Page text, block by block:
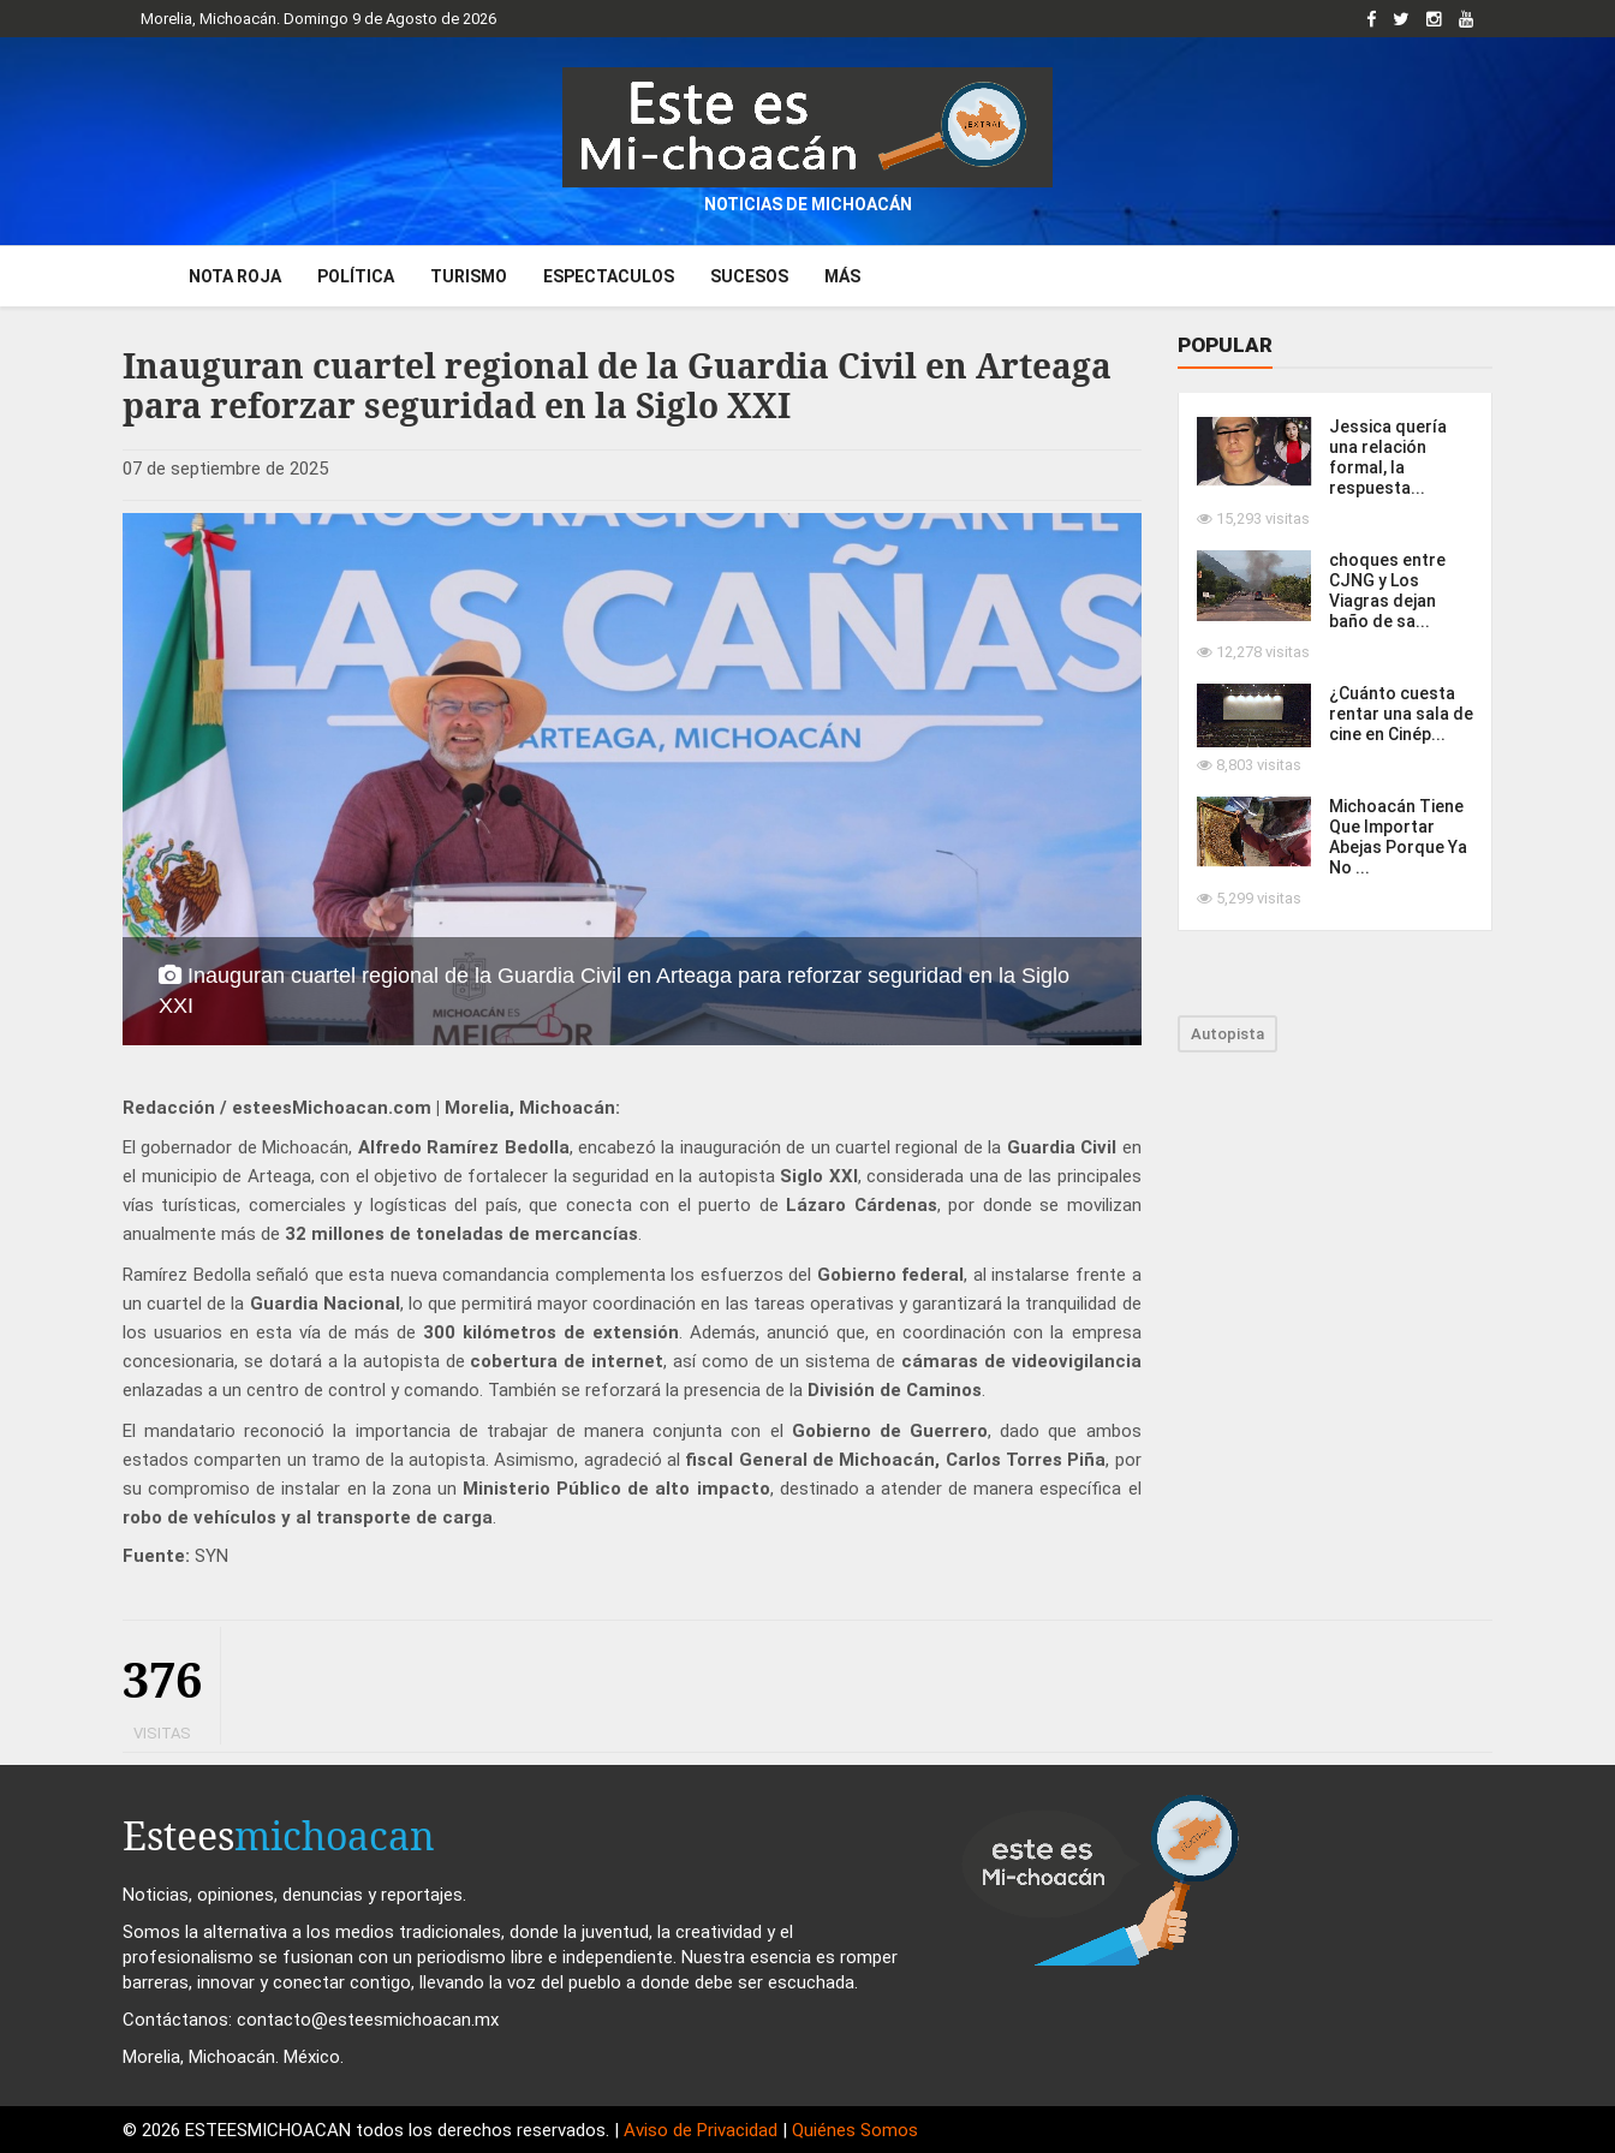
Morelia, Michoacán. Domingo 9 de Agosto de 2026
NOTICIAS DE MICHOACÁN
NOTA ROJA POLÍTICA TURISMO ESPECTACULOS SUCESOS MÁS
Inauguran cuartel regional de la Guardia Civil en Arteaga
para reforzar seguridad en la Siglo XXI
07 de septiembre de 2025
Inauguran cuartel regional de la Guardia Civil en Arteaga para reforzar seguridad en la Siglo
XXI
Redacción / esteesMichoacan.com | Morelia, Michoacán:
El gobernador de Michoacán, Alfredo Ramírez Bedolla, encabezó la inauguración de un cuartel regional de la Guardia Civil en
el municipio de Arteaga, con el objetivo de fortalecer la seguridad en la autopista Siglo XXI, considerada una de las principales
vías turísticas, comerciales y logísticas del país, que conecta con el puerto de Lázaro Cárdenas, por donde se movilizan
anualmente más de 32 millones de toneladas de mercancías.
Ramírez Bedolla señaló que esta nueva comandancia complementa los esfuerzos del Gobierno federal, al instalarse frente a
un cuartel de la Guardia Nacional, lo que permitirá mayor coordinación en las tareas operativas y garantizará la tranquilidad de
los usuarios en esta vía de más de 300 kilómetros de extensión. Además, anunció que, en coordinación con la empresa
concesionaria, se dotará a la autopista de cobertura de internet, así como de un sistema de cámaras de videovigilancia
enlazadas a un centro de control y comando. También se reforzará la presencia de la División de Caminos.
El mandatario reconoció la importancia de trabajar de manera conjunta con el Gobierno de Guerrero, dado que ambos
estados comparten un tramo de la autopista. Asimismo, agradeció al fiscal General de Michoacán, Carlos Torres Piña, por
su compromiso de instalar en la zona un Ministerio Público de alto impacto, destinado a atender de manera específica el
robo de vehículos y al transporte de carga.
Fuente: SYN
POPULAR
Jessica quería
una relación
formal, la
respuesta...
15,293 visitas
choques entre
CJNG y Los
Viagras dejan
baño de sa...
12,278 visitas
¿Cuánto cuesta
rentar una sala de
cine en Cinép...
8,803 visitas
Michoacán Tiene
Que Importar
Abejas Porque Ya
No ...
5,299 visitas
Autopista
376
VISITAS
Esteesmichoacan
Noticias, opiniones, denuncias y reportajes.
Somos la alternativa a los medios tradicionales, donde la juventud, la creatividad y el
profesionalismo se fusionan con un periodismo libre e independiente. Nuestra esencia es romper
barreras, innovar y conectar contigo, llevando la voz del pueblo a donde debe ser escuchada.
Contáctanos: contacto@esteesmichoacan.mx
Morelia, Michoacán. México.
© 2026 ESTEESMICHOACAN todos los derechos reservados. | Aviso de Privacidad | Quiénes Somos